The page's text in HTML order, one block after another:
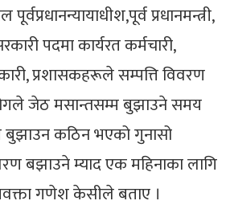
प्रधानमन्त्री,
पदमा कार्यरत कर्मचारी,
प्रशासकहरूले सम्पत्ति विवरण
जेठ मसान्तसम्म बुझाउने समय
बुझाउन कठिन भएको गुनासो
बझाउने म्याद एक महिनाका लागि
गणेश केसीले बताए ।